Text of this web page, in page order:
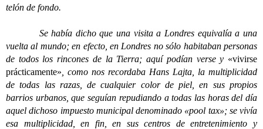
telón de fondo.
Se había dicho que una visita a Londres equivalía a una
vuelta al mundo; en efecto, en Londres no sólo habitaban personas
de todos los rincones de la Tierra; aquí podían verse y «vivirse
prácticamente» , como nos recordaba Hans Lajta, la multiplicidad
de todas las razas, de cualquier color de piel, en sus propios
barrios urbanos, que seguían repudiando a todas las horas del día
aquel dichoso impuesto municipal denominado «pool tax»; se vivía
esa multiplicidad, en fin, en sus centros de entretenimiento y